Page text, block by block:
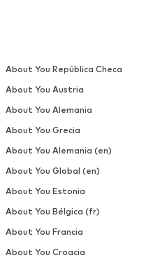
About You República Checa
About You Austria
About You Alemania
About You Grecia
About You Alemania (en)
About You Global (en)
About You Estonia
About You Bélgica (fr)
About You Francia
About You Croacia